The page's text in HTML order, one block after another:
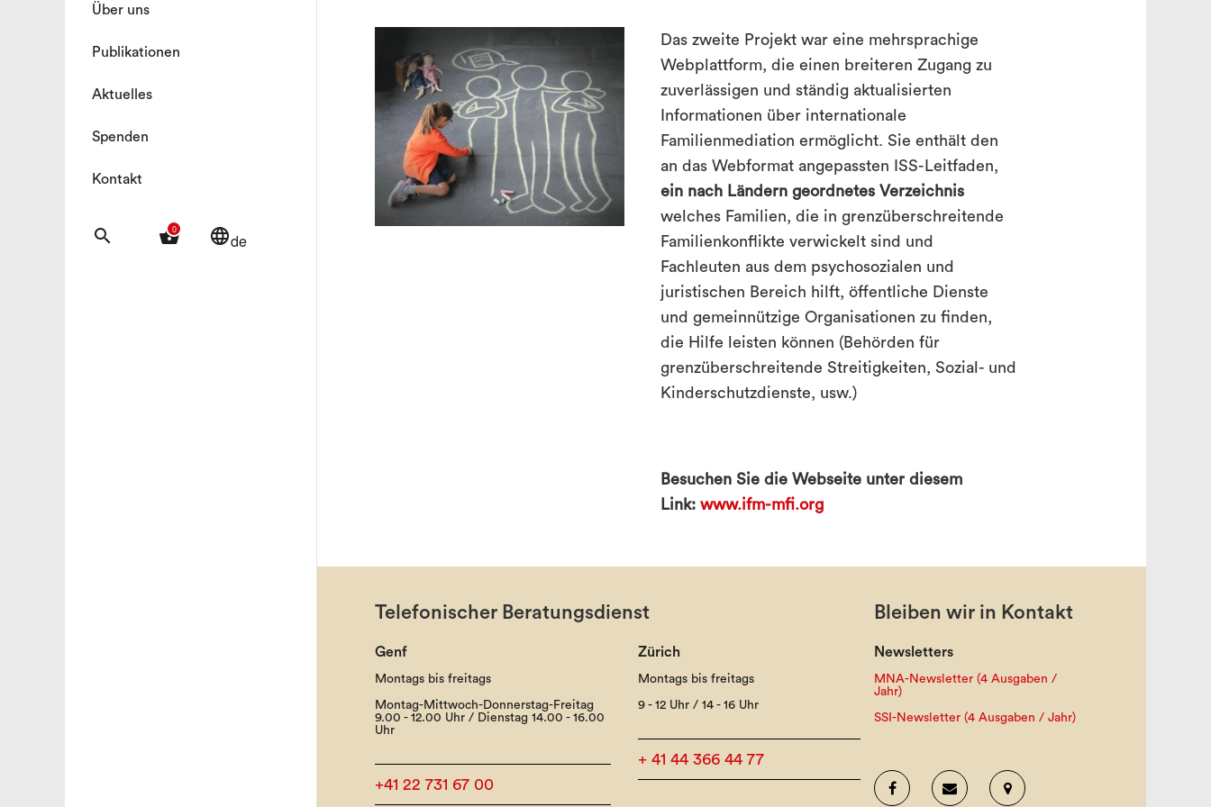
Über uns
Publikationen
Aktuelles
Spenden
Kontakt
search 0
shopping_basket languagede
Das zweite Projekt war eine mehrsprachige
Webplattform, die einen breiteren Zugang zu
zuverlässigen und ständig aktualisierten
Informationen über internationale
Familienmediation ermöglicht. Sie enthält den
an das Webformat angepassten ISS-Leitfaden,
ein nach Ländern geordnetes Verzeichnis
welches Familien, die in grenzüberschreitende
Familienkonflikte verwickelt sind und
Fachleuten aus dem psychosozialen und
juristischen Bereich hilft, öffentliche Dienste
und gemeinnützige Organisationen zu finden,
die Hilfe leisten können (Behörden für
grenzüberschreitende Streitigkeiten, Sozial- und
Kinderschutzdienste, usw.)
Besuchen Sie die Webseite unter diesem
Link: www.ifm-mfi.org
Telefonischer Beratungsdienst
Genf
Montags bis freitags
Montag-Mittwoch-Donnerstag-Freitag
9.00 - 12.00 Uhr / Dienstag 14.00 - 16.00
Uhr
+41 22 731 67 00
Zürich
Montags bis freitags
9 - 12 Uhr / 14 - 16 Uhr
+ 41 44 366 44 77
Bleiben wir in Kontakt
Newsletters
MNA-Newsletter (4 Ausgaben /
Jahr)
SSI-Newsletter (4 Ausgaben / Jahr)